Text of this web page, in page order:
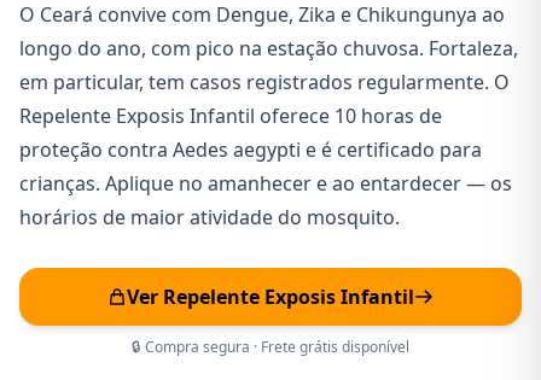
O Ceará convive com Dengue, Zika e Chikungunya ao
longo do ano, com pico na estação chuvosa. Fortaleza,
em particular, tem casos registrados regularmente. O
Repelente Exposis Infantil oferece 10 horas de
proteção contra Aedes aegypti e é certificado para
crianças. Aplique no amanhecer e ao entardecer — os
horários de maior atividade do mosquito.
Ver Repelente Exposis Infantil
🔒 Compra segura · Frete grátis disponível